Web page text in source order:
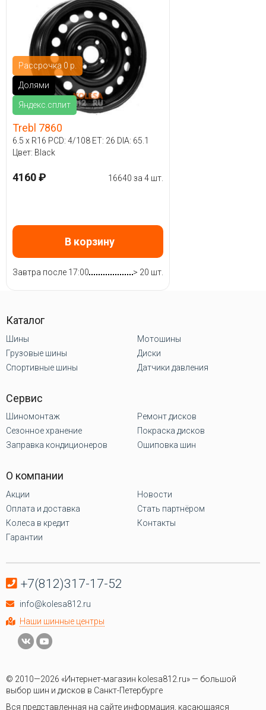
Рассрочка 0 р.
Долями
Яндекс.сплит
Trebl 7860
6.5 x R16 PCD: 4/108 ET: 26 DIA: 65.1
Цвет: Black
4160 ₽ 16640 за 4 шт.
В корзину
Завтра после 17:00 > 20 шт.
Каталог
Шины
Грузовые шины
Спортивные шины
Мотошины
Диски
Датчики давления
Сервис
Шиномонтаж
Сезонное хранение
Заправка кондиционеров
Ремонт дисков
Покраска дисков
Ошиповка шин
О компании
Акции
Оплата и доставка
Колеса в кредит
Гарантии
Новости
Стать партнёром
Контакты
+7(812)317-17-52
info@kolesa812.ru
Наши шинные центры
© 2010—2026 «Интернет-магазин kolesa812.ru» — большой
выбор шин и дисков в Санкт-Петербурге
Вся представленная на сайте информация, касающаяся